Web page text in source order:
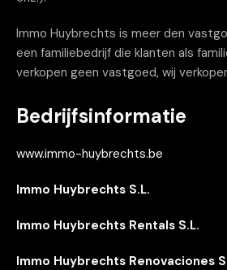
Immo Huybrechts is meer den
een familiebedrijf die klanten als
verkopen geen vastgoed, wij
Bedrijfsinformatie
www.immo-huybrechts.be
Immo Huybrechts S.L.
Immo Huybrechts Rentals S.L.
Immo Huybrechts Renovaciones